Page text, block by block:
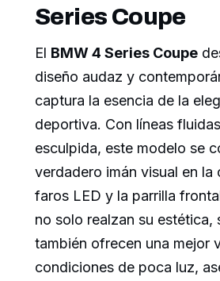
Series Coupe
El BMW 4 Series Coupe
diseño audaz y
captura la esencia de la
deportiva. Con líneas
esculpida, este modelo se
verdadero imán visual en la
faros LED y la parrilla
no solo realzan su estética,
también ofrecen una mejor
condiciones de poca luz,